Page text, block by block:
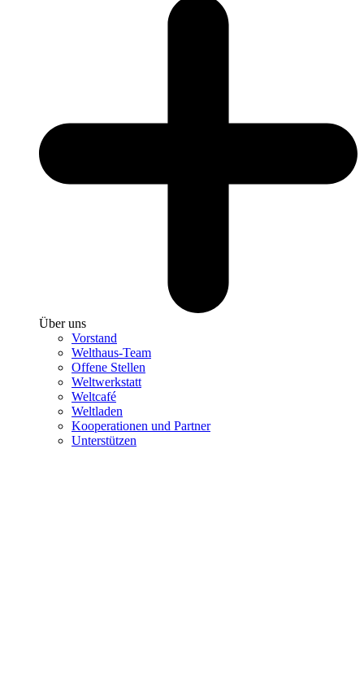
Über uns
Vorstand
Welthaus-Team
Offene Stellen
Weltwerkstatt
Weltcafé
Weltladen
Kooperationen und Partner
Unterstützen